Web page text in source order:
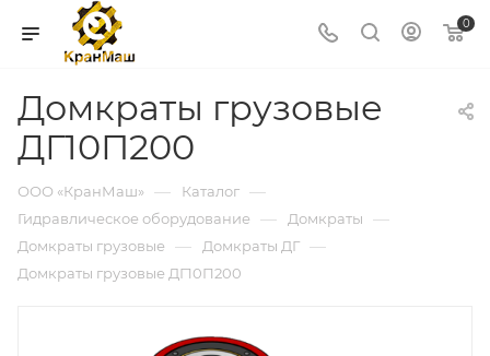
0
Домкраты грузовые
ДГ10П200
ООО «КранМаш» — Каталог —
Гидравлическое оборудование — Домкраты —
Домкраты грузовые — Домкраты ДГ —
Домкраты грузовые ДГ10П200